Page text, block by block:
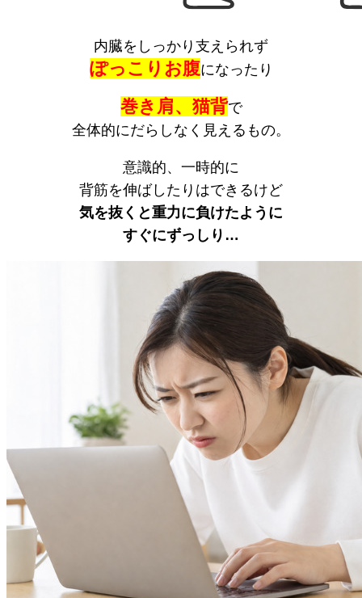
内臓をしっかり支えられず
ぽっこりお腹になったり
巻き肩、猫背で
全体的にだらしなく見えるもの。
意識的、一時的に
背筋を伸ばしたりはできるけど
気を抜くと重力に負けたように
すぐにずっしり…